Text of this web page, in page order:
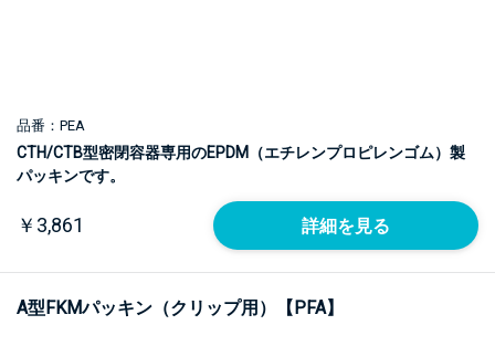
品番：PEA
CTH/CTB型密閉容器専用のEPDM（エチレンプロピレンゴム）製
パッキンです。
￥3,861 詳細を見る
A型FKMパッキン（クリップ用）【PFA】